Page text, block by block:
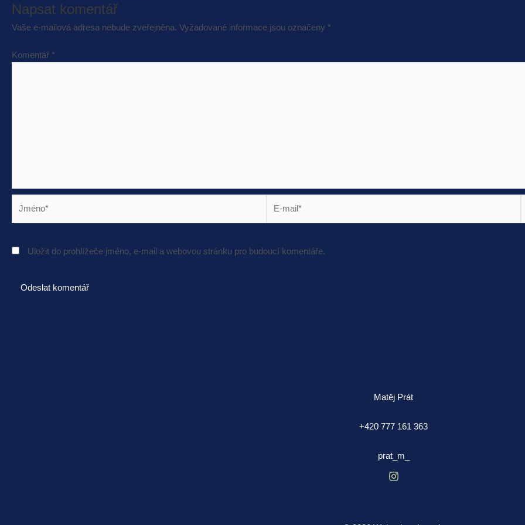
Napsat komentář
Vaše e-mailová adresa nebude zveřejněna. Vyžadované informace jsou označeny *
Komentář *
mail*
Uložit do prohlížeče jméno, e-mail a webovou stránku pro budoucí komentáře.
Matěj Prát
+420 777 161 363
prat_m_